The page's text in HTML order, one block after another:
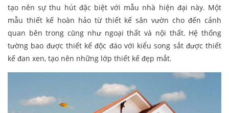
tạo nên sự thu hút đặc biệt với mẫu nhà hiện đại này. Một
mẫu thiết kế hoàn hảo từ thiết kế sân vườn cho đến cảnh
quan bên trong cũng như ngoại thất và nội thất. Hệ thống
tường bao được thiết kế độc đáo với kiểu song sắt được thiết
kế đan xen, tạo nên những lớp thiết kế đẹp mắt.